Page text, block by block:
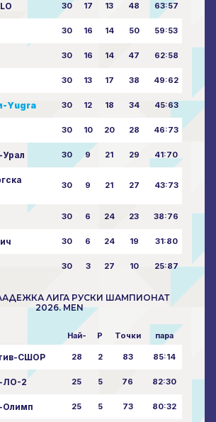
30 17 13 48 63:57
30 16 14 50 59:53
30 16 14 47 62:58
30 13 17 38 49:62
Yugra 30 12 18 34 45:63
30 10 20 28 46:73
30 9 21 29 41:70
30 9 21 27 43:73
30 6 24 23 38:76
30 6 24 19 31:80
30 3 27 10 25:87
ЛИГА РУСКИ ШАМПИОНАТ
2026. MEN
Най- P Точки пара
СШОР 28 2 83 85:14
ЛО-2 25 5 76 82:30
25 5 73 80:32